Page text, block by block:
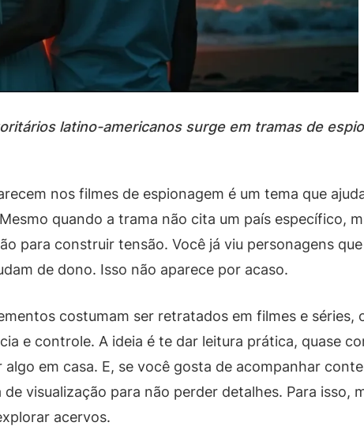
latino-americanos surge em tramas de
nos filmes de espionagem é um tema que
quando a trama não cita um país específico,
para construir tensão. Você já viu personagens
de dono. Isso não aparece por acaso.
costumam ser retratados em filmes e séries,
e controle. A ideia é te dar leitura prática, quase
em casa. E, se você gosta de acompanhar
visualização para não perder detalhes. Para isso,
acervos.